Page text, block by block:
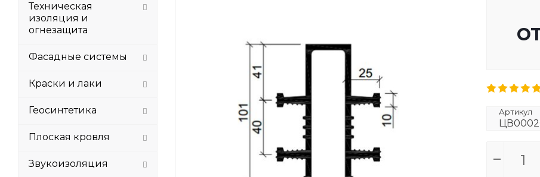
Артикул
Техническая
изоляция и
огнезащита
Фасадные системы
Краски и лаки
Геосинтетика
Плоская кровля
Звукоизоляция